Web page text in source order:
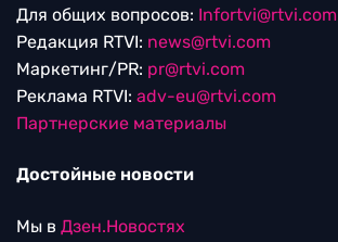
Для общих вопросов: Infortvi@rtvi.com
Редакция RTVI: news@rtvi.com
Маркетинг/PR: pr@rtvi.com
Реклама RTVI: adv-eu@rtvi.com
Партнерские материалы
Достойные новости
Мы в Дзен.Новостях